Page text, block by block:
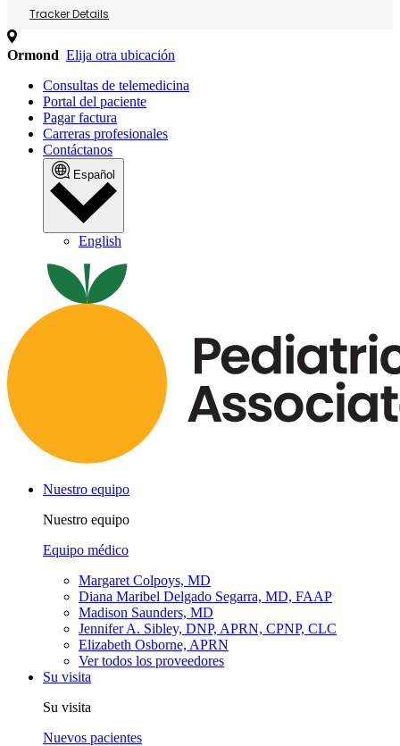
Tracker Details
Ormond Elija otra ubicación
Consultas de telemedicina
Portal del paciente
Pagar factura
Carreras profesionales
Contáctanos
Español
English
Nuestro equipo
Nuestro equipo
Equipo médico
Margaret Colpoys, MD
Diana Maribel Delgado Segarra, MD, FAAP
Madison Saunders, MD
Jennifer A. Sibley, DNP, APRN, CPNP, CLC
Elizabeth Osborne, APRN
Ver todos los proveedores
Su visita
Su visita
Nuevos pacientes